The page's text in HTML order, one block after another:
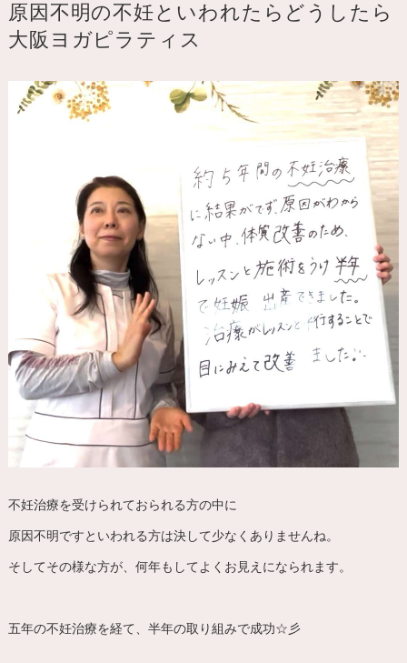
原因不明の不妊といわれたらどうしたら
大阪ヨガピラティス
不妊治療を受けられておられる方の中に
原因不明ですといわれる方は決して少なくありませんね。
そしてその様な方が、何年もしてよくお見えになられます。
五年の不妊治療を経て、半年の取り組みで成功☆彡